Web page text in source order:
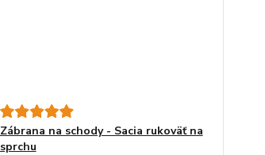
Zábrana na schody - Sacia rukoväť na
sprchu